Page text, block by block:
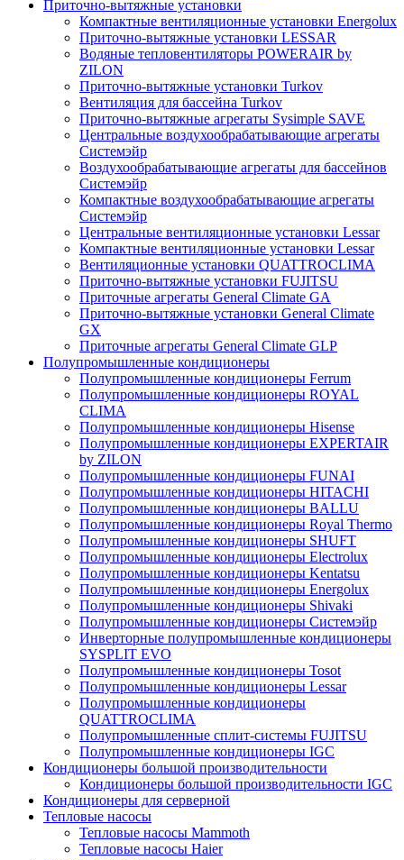
Приточно-вытяжные установки
Компактные вентиляционные установки Energolux
Приточно-вытяжные установки LESSAR
Водяные тепловентиляторы POWERAIR by
ZILON
Приточно-вытяжные установки Turkov
Вентиляция для бассейна Turkov
Приточно-вытяжные агрегаты Sysimple SAVE
Центральные воздухообрабатывающие агрегаты
Системэйр
Воздухообрабатывающие агрегаты для бассейнов
Системэйр
Компактные воздухообрабатывающие агрегаты
Системэйр
Центральные вентиляционные установки Lessar
Компактные вентиляционные установки Lessar
Вентиляционные установки QUATTROCLIMA
Приточно-вытяжные установки FUJITSU
Приточные агрегаты General Climate GA
Приточно-вытяжные установки General Climate
GX
Приточные агрегаты General Climate GLP
Полупромышленные кондиционеры
Полупромышленные кондиционеры Ferrum
Полупромышленные кондиционеры ROYAL
CLIMA
Полупромышленные кондиционеры Hisense
Полупромышленные кондиционеры EXPERTAIR
by ZILON
Полупромышленные кондиционеры FUNAI
Полупромышленные кондиционеры HITACHI
Полупромышленные кондиционеры BALLU
Полупромышленные кондиционеры Royal Thermo
Полупромышленные кондиционеры SHUFT
Полупромышленные кондиционеры Electrolux
Полупромышленные кондиционеры Kentatsu
Полупромышленные кондиционеры Energolux
Полупромышленные кондиционеры Shivaki
Полупромышленные кондиционеры Системэйр
Инверторные полупромышленные кондиционеры
SYSPLIT EVO
Полупромышленные кондиционеры Tosot
Полупромышленные кондиционеры Lessar
Полупромышленные кондиционеры
QUATTROCLIMA
Полупромышленные сплит-системы FUJITSU
Полупромышленные кондиционеры IGC
Кондиционеры большой производительности
Кондиционеры большой производительности IGC
Кондиционеры для серверной
Тепловые насосы
Тепловые насосы Mammoth
Тепловые насосы Haier